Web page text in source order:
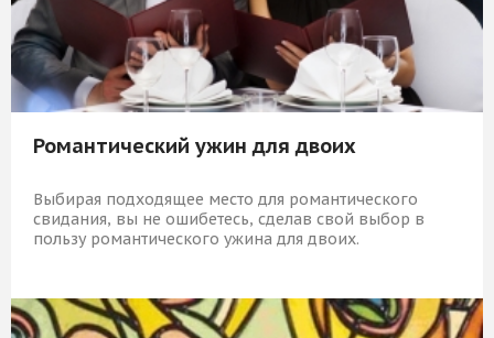
Романтический ужин для двоих
Выбирая подходящее место для романтического
свидания, вы не ошибетесь, сделав свой выбор в
пользу романтического ужина для двоих.